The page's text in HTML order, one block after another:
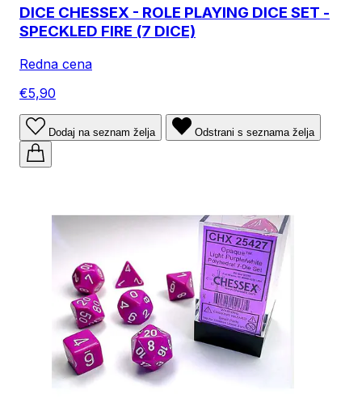
DICE CHESSEX - ROLE PLAYING DICE SET -
SPECKLED FIRE (7 DICE)
Redna cena
€5,90
Dodaj na seznam želja Odstrani s seznama želja